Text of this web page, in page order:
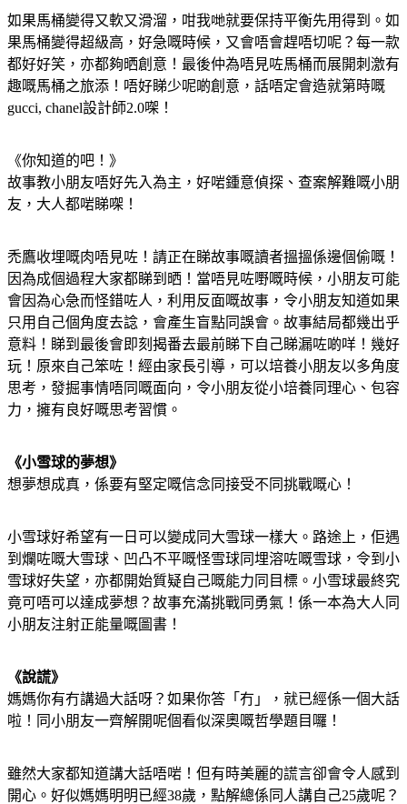
如果馬桶變得又軟又滑溜，咁我哋就要保持平衡先用得到。如
果馬桶變得超級高，好急嘅時候，又會唔會趕唔切呢？每一款
都好好笑，亦都夠晒創意！最後仲為唔見咗馬桶而展開刺激有
趣嘅馬桶之旅添！唔好睇少呢啲創意，話唔定會造就第時嘅
gucci, chanel設計師2.0㗎！
《你知道的吧！》
故事教小朋友唔好先入為主，好啱鍾意偵探、查案解難嘅小朋
友，大人都啱睇㗎！
禿鷹收埋嘅肉唔見咗！請正在睇故事嘅讀者搵搵係邊個偷嘅！
因為成個過程大家都睇到晒！當唔見咗嘢嘅時候，小朋友可能
會因為心急而怪錯咗人，利用反面嘅故事，令小朋友知道如果
只用自己個角度去諗，會產生盲點同誤會。故事結局都幾出乎
意料！睇到最後會即刻揭番去最前睇下自己睇漏咗啲咩！幾好
玩！原來自己笨咗！經由家長引導，可以培養小朋友以多角度
思考，發掘事情唔同嘅面向，令小朋友從小培養同理心、包容
力，擁有良好嘅思考習慣。
《小雪球的夢想》
想夢想成真，係要有堅定嘅信念同接受不同挑戰嘅心！
小雪球好希望有一日可以變成同大雪球一樣大。路途上，佢遇
到爛咗嘅大雪球、凹凸不平嘅怪雪球同埋溶咗嘅雪球，令到小
雪球好失望，亦都開始質疑自己嘅能力同目標。小雪球最終究
竟可唔可以達成夢想？故事充滿挑戰同勇氣！係一本為大人同
小朋友注射正能量嘅圖書！
《說謊》
媽媽你有冇講過大話呀？如果你答「冇」，就已經係一個大話
啦！同小朋友一齊解開呢個看似深奧嘅哲學題目囉！
雖然大家都知道講大話唔啱！但有時美麗的謊言卻會令人感到
開心。好似媽媽明明已經38歲，點解總係同人講自己25歲呢？